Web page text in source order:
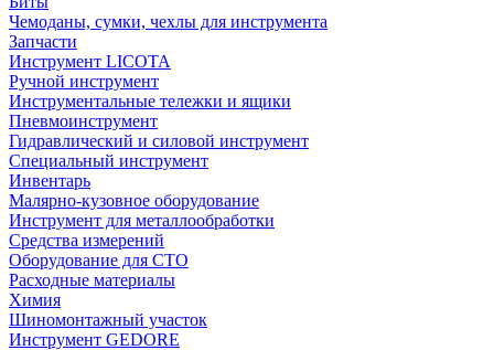
Чемоданы, сумки, чехлы для инструмента
Запчасти
Инструмент LICOTA
Ручной инструмент
Инструментальные тележки и ящики
Пневмоинструмент
Гидравлический и силовой инструмент
Специальный инструмент
Инвентарь
Малярно-кузовное оборудование
Инструмент для металлообработки
Средства измерений
Оборудование для СТО
Расходные материалы
Химия
Шиномонтажный участок
Инструмент GEDORE